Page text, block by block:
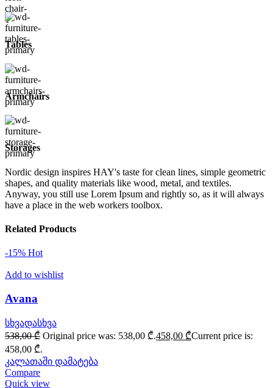
Tables
Armchairs
Storages
Nordic design inspires HAY's taste for clean lines, simple geometric
shapes, and quality materials like wood, metal, and textiles.
Anyway, you still use Lorem Ipsum and rightly so, as it will always
have a place in the web workers toolbox.
Related Products
-15% Hot
Add to wishlist
Avana
სხვადასხვა
538,00₾ Original price was: 538,00 ₾.458,00 ₾Current price is:
458,00 ₾.
კალათაში დამატება
Compare
Quick view